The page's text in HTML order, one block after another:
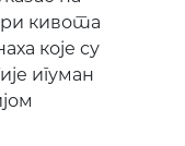
кивота
које су
игуман